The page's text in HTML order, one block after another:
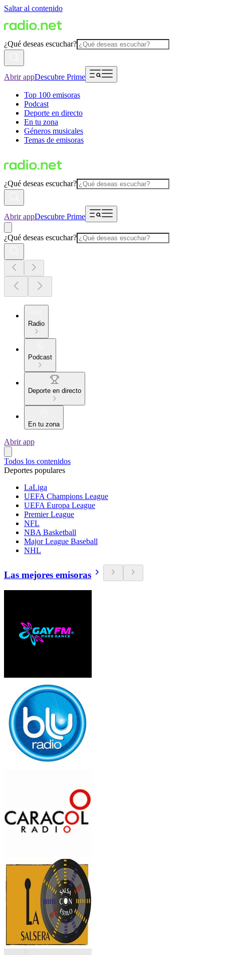
Saltar al contenido
¿Qué deseas escuchar?
Abrir appDescubre Prime
Top 100 emisoras
Podcast
Deporte en directo
En tu zona
Géneros musicales
Temas de emisoras
¿Qué deseas escuchar?
Abrir appDescubre Prime
¿Qué deseas escuchar?
Radio
Podcast
Deporte en directo
En tu zona
Abrir app
Todos los contenidos
Deportes populares
LaLiga
UEFA Champions League
UEFA Europa League
Premier League
NFL
NBA Basketball
Major League Baseball
NHL
Las mejores emisoras